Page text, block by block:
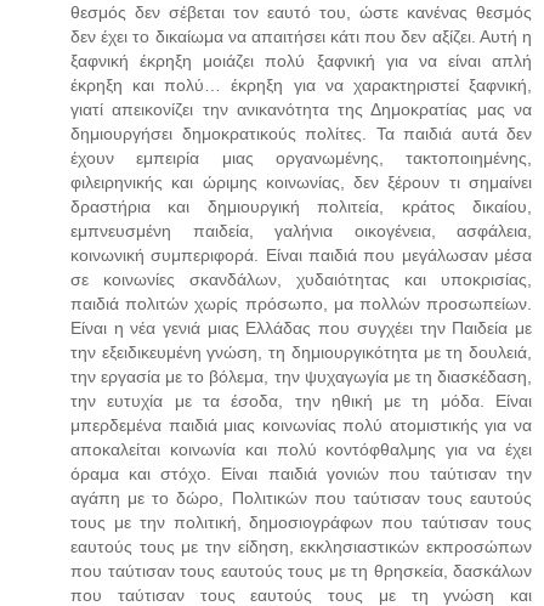
θεσμός δεν σέβεται τον εαυτό του, ώστε κανένας θεσμός
δεν έχει το δικαίωμα να απαιτήσει κάτι που δεν αξίζει. Αυτή η
ξαφνική έκρηξη μοιάζει πολύ ξαφνική για να είναι απλή
έκρηξη και πολύ… έκρηξη για να χαρακτηριστεί ξαφνική,
γιατί απεικονίζει την ανικανότητα της Δημοκρατίας μας να
δημιουργήσει δημοκρατικούς πολίτες. Τα παιδιά αυτά δεν
έχουν εμπειρία μιας οργανωμένης, τακτοποιημένης,
φιλειρηνικής και ώριμης κοινωνίας, δεν ξέρουν τι σημαίνει
δραστήρια και δημιουργική πολιτεία, κράτος δικαίου,
εμπνευσμένη παιδεία, γαλήνια οικογένεια, ασφάλεια,
κοινωνική συμπεριφορά. Είναι παιδιά που μεγάλωσαν μέσα
σε κοινωνίες σκανδάλων, χυδαιότητας και υποκρισίας,
παιδιά πολιτών χωρίς πρόσωπο, μα πολλών προσωπείων.
Είναι η νέα γενιά μιας Ελλάδας που συγχέει την Παιδεία με
την εξειδικευμένη γνώση, τη δημιουργικότητα με τη δουλειά,
την εργασία με το βόλεμα, την ψυχαγωγία με τη διασκέδαση,
την ευτυχία με τα έσοδα, την ηθική με τη μόδα. Είναι
μπερδεμένα παιδιά μιας κοινωνίας πολύ ατομιστικής για να
αποκαλείται κοινωνία και πολύ κοντόφθαλμης για να έχει
όραμα και στόχο. Είναι παιδιά γονιών που ταύτισαν την
αγάπη με το δώρο, Πολιτικών που ταύτισαν τους εαυτούς
τους με την πολιτική, δημοσιογράφων που ταύτισαν τους
εαυτούς τους με την είδηση, εκκλησιαστικών εκπροσώπων
που ταύτισαν τους εαυτούς τους με τη θρησκεία, δασκάλων
που ταύτισαν τους εαυτούς τους με τη γνώση και